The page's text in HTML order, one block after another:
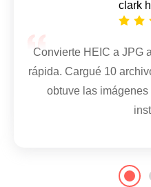
Usé este
JPG para enviarlas
marca de agua en
clark
Convierte HEIC a JPG
rápida. Cargué 10
obtuve las
convertir HEIC a
puedo saber dónde y